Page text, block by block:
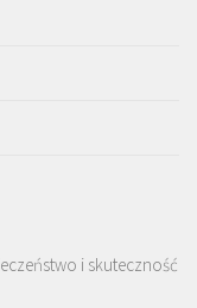
i skuteczność